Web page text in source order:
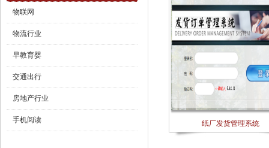
物联网
物流行业
早教育婴
交通出行
房地产行业
手机阅读 纸厂发货管理系统